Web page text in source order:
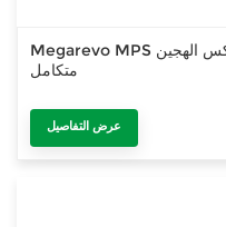
Megarevo MPS سلسلة العاكس الهجين MPS0500 مع تصميم
متكامل
عرض التفاصيل